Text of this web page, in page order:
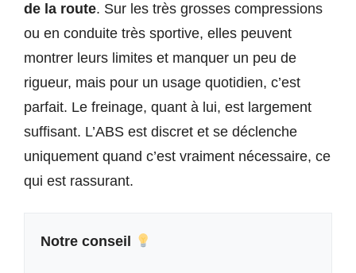
de la route. Sur les très grosses compressions
ou en conduite très sportive, elles peuvent
montrer leurs limites et manquer un peu de
rigueur, mais pour un usage quotidien, c’est
parfait. Le freinage, quant à lui, est largement
suffisant. L’ABS est discret et se déclenche
uniquement quand c’est vraiment nécessaire, ce
qui est rassurant.
Notre conseil